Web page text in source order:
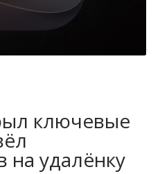
ключевые
на удалёнку